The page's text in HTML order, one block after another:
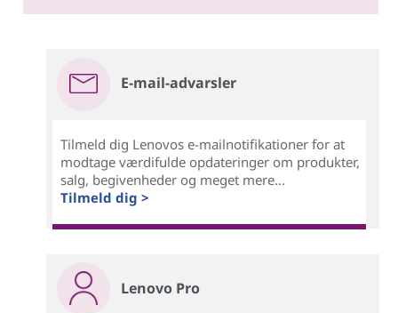
E-mail-advarsler
Tilmeld dig Lenovos e-mailnotifikationer for at
modtage værdifulde opdateringer om produkter,
salg, begivenheder og meget mere...
Tilmeld dig >
Lenovo Pro